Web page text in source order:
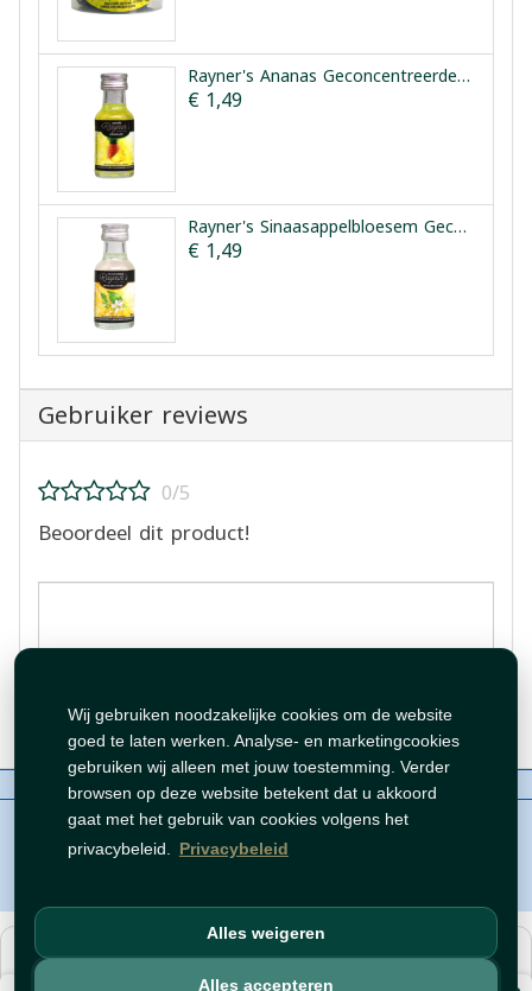
Wij gebruiken noodzakelijke cookies om de website
goed te laten werken. Analyse- en marketingcookies
gebruiken wij alleen met jouw toestemming. Verder
browsen op deze website betekent dat u akkoord
gaat met het gebruik van cookies volgens het
privacybeleid. Privacybeleid
Alles weigeren
Alles accepteren
Rayner's Ananas Geconcentreerde Smaakessentie 25ml
€ 1,49
Rayner's Sinaasappelbloesem Geconcentreerde Smaakessentie 28ml
€ 1,49
Gebruiker reviews
0/5
Beoordeel dit product!
Beoordeling plaatsen
Over ons Beleid
WhatsAppen
auteursrechten©Tawfeer 2018-2026
هذا متجر جملة. الأسعار وميزات الشراء متاحة فقط للحساباتالمسجّلة
والمفعّلة